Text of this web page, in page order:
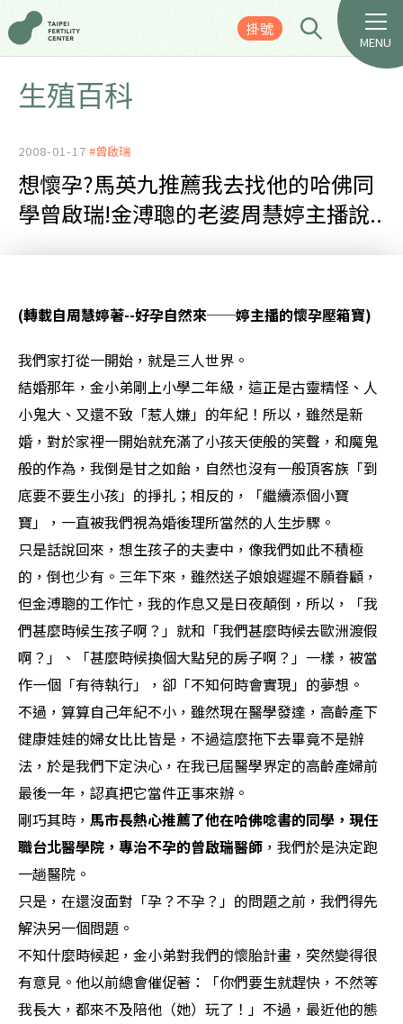
掛號
MENU
生殖百科
2008-01-17 #曾啟瑞
想懷孕?馬英九推薦我去找他的哈佛同
學曾啟瑞!金溥聰的老婆周慧婷主播說..
(轉載自周慧婷著--好孕自然來──婷主播的懷孕壓箱寶)
我們家打從一開始，就是三人世界。
結婚那年，金小弟剛上小學二年級，這正是古靈精怪、人
小鬼大、又還不致「惹人嫌」的年紀！所以，雖然是新
婚，對於家裡一開始就充滿了小孩天使般的笑聲，和魔鬼
般的作為，我倒是甘之如飴，自然也沒有一般頂客族「到
底要不要生小孩」的掙扎；相反的，「繼續添個小寶
寶」，一直被我們視為婚後理所當然的人生步驟。
只是話說回來，想生孩子的夫妻中，像我們如此不積極
的，倒也少有。三年下來，雖然送子娘娘遲遲不願眷顧，
但金溥聰的工作忙，我的作息又是日夜顛倒，所以，「我
們甚麼時候生孩子啊？」就和「我們甚麼時候去歐洲渡假
啊？」、「甚麼時候換個大點兒的房子啊？」一樣，被當
作一個「有待執行」，卻「不知何時會實現」的夢想。
不過，算算自己年紀不小，雖然現在醫學發達，高齡產下
健康娃娃的婦女比比皆是，不過這麼拖下去畢竟不是辦
法，於是我們下定決心，在我已屆醫學界定的高齡產婦前
最後一年，認真把它當件正事來辦。
剛巧其時， 馬市長熱心推薦了他在哈佛唸書的同學，現任
職台北醫學院，專治不孕的曾啟瑞醫師 ，我們於是決定跑
一趟醫院。
只是，在還沒面對「孕？不孕？」的問題之前，我們得先
解決另一個問題。
不知什麼時候起，金小弟對我們的懷胎計畫，突然變得很
有意見。他以前總會催促著：「你們要生就趕快，不然等
我長大，都來不及陪他（她）玩了！」不過，最近他的態